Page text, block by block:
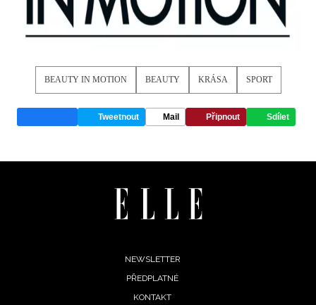
BEAUTY IN MOTION BEAUTY KRÁSA SPORT
Tweetnout Mail Připnout Sdílet
NEWSLETTER
PŘEDPLATNÉ
KONTAKT